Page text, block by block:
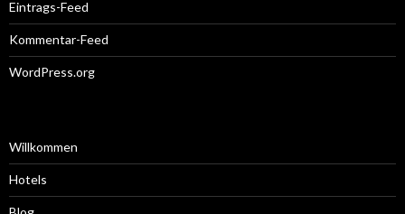
Eintrags-Feed
Kommentar-Feed
WordPress.org
Willkommen
Hotels